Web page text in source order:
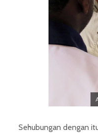
Sehubungan dengan